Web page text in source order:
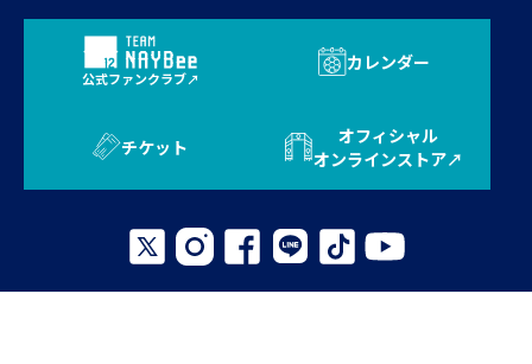
公式ファンクラブ
カレンダー
チケット
オフィシャル
オンラインストア